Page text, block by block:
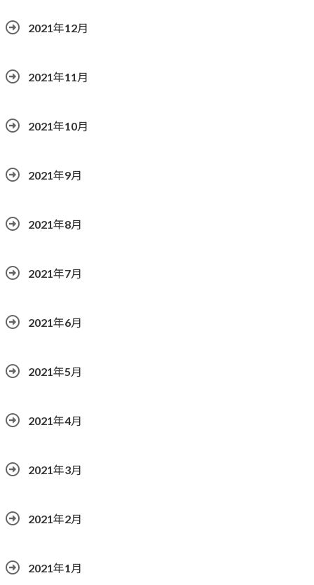
2021年12月
2021年11月
2021年10月
2021年9月
2021年8月
2021年7月
2021年6月
2021年5月
2021年4月
2021年3月
2021年2月
2021年1月